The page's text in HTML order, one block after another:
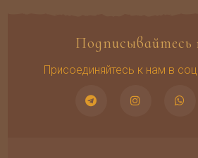
Подписывайтесь
Присоединяйтесь к нам в